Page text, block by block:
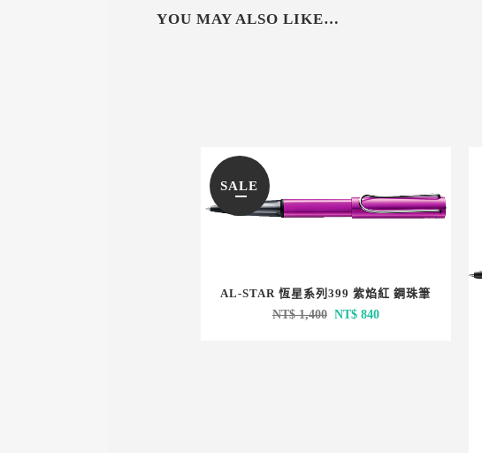
YOU MAY ALSO LIKE…
SALE
AL-STAR 恆星系列399 紫焰紅 鋼珠筆
NT$1,400 原
NT$840目